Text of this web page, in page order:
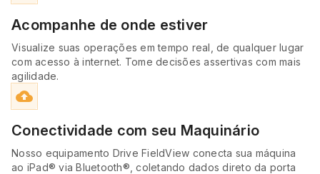
Acompanhe de onde estiver
Visualize suas operações em tempo real, de qualquer lugar
com acesso à internet. Tome decisões assertivas com mais
agilidade.
cloud_upload
Conectividade com seu Maquinário
Nosso equipamento Drive FieldView conecta sua máquina
ao iPad® via Bluetooth®, coletando dados direto da porta